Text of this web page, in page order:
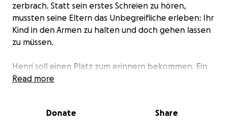
zerbrach. Statt sein erstes Schreien zu hören,
mussten seine Eltern das Unbegreifliche erleben: Ihr
Kind in den Armen zu halten und doch gehen lassen
zu müssen.
Henri soll einen Platz zum erinnern bekommen. Ein
Grabstein, der seine Existenz sichtbar macht. Der
und für alle die ihn lieben ist das ein letzter,
Read more
Donate Share